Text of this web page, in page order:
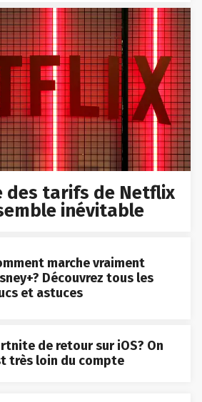
des tarifs de Netflix
inévitable
marche vraiment
Découvrez tous les
et astuces
de retour sur iOS? On
très loin du compte